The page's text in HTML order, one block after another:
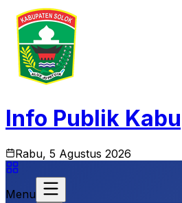
Info Publik
Rabu, 5 Agustus 2026
Menu